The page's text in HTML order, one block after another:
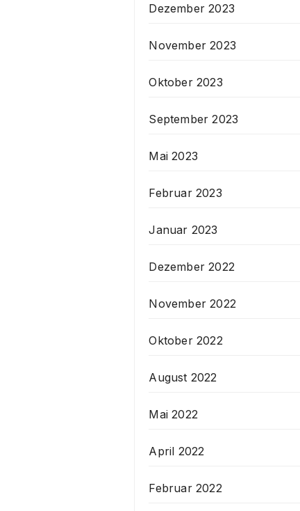
Dezember 2023
November 2023
Oktober 2023
September 2023
Mai 2023
Februar 2023
Januar 2023
Dezember 2022
November 2022
Oktober 2022
August 2022
Mai 2022
April 2022
Februar 2022